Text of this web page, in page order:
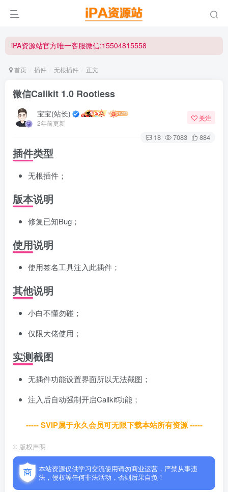
iPA资源站官方唯一客服微信:15504815558
iPA资源站官方唯一客服微信:15504815558
首页 插件 无根插件 正文
微信Callkit 1.0 Rootless
宝宝(站长)
2年前更新
关注
18 7083 884
插件类型
无根插件；
版本说明
修复已知Bug；
使用说明
使用签名工具注入此插件；
其他说明
小白不懂勿碰；
仅限大佬使用；
实测截图
无插件功能设置界面所以无法截图；
注入后自动强制开启Callkit功能；
----- SVIP属于永久会员可无限下载本站所有资源 -----
© 版权声明
本站资源仅供学习交流使用请勿商业运营，严禁从事违
法，侵权等任何非法活动，否则后果自负！